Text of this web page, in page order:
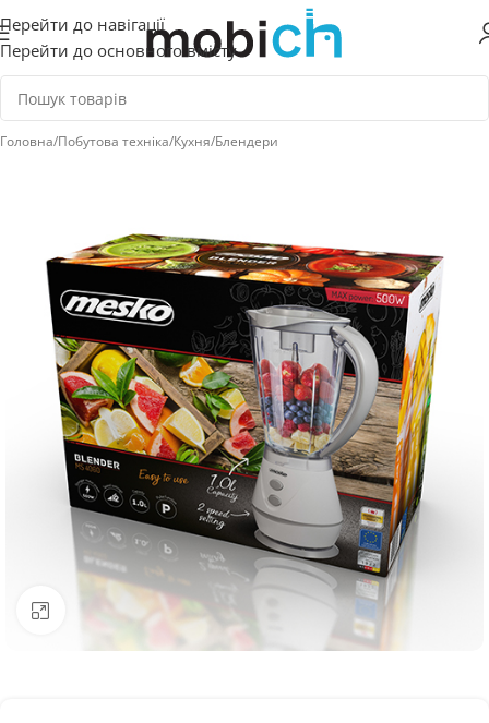
Перейти до навігації
Перейти до основного вмісту
Головна/Побутова техніка/Кухня/Блендери
Натисніть, щоб збільшити